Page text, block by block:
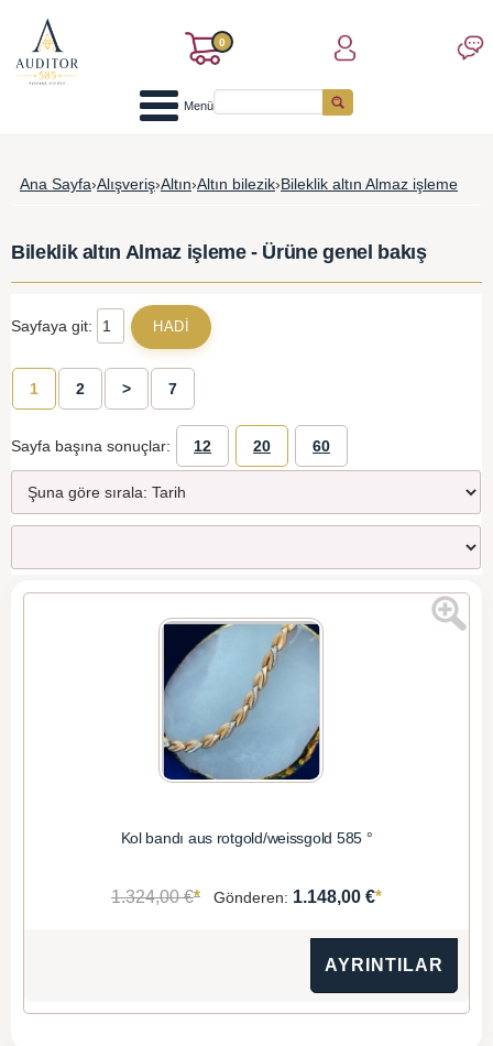
0
Menü
Ana Sayfa›Alışveriş›Altın›Altın bilezik›Bileklik altın Almaz işleme
Bileklik altın Almaz işleme - Ürüne genel bakış
Sayfaya git:
1 2 > 7
Sayfa başına sonuçlar: 12 20 60
Kol bandı aus rotgold/weissgold 585 °
1.324,00 €* Gönderen: 1.148,00 €*
AYRINTILAR